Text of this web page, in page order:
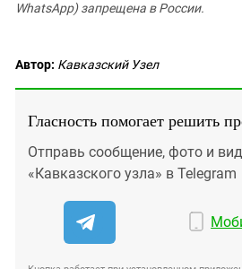
WhatsApp) запрещена в России.
Автор: Кавказский Узел
Гласность помогает решить
Отправь сообщение, фото и
«Кавказского узла» в Telegram